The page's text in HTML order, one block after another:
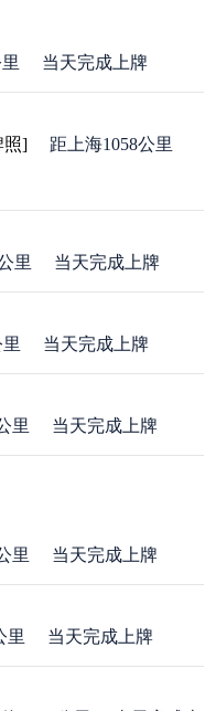
当天完成上牌
照]
距上海1058公里
里 当天完成上牌
当天完成上牌
里 当天完成上牌
里 当天完成上牌
里 当天完成上牌